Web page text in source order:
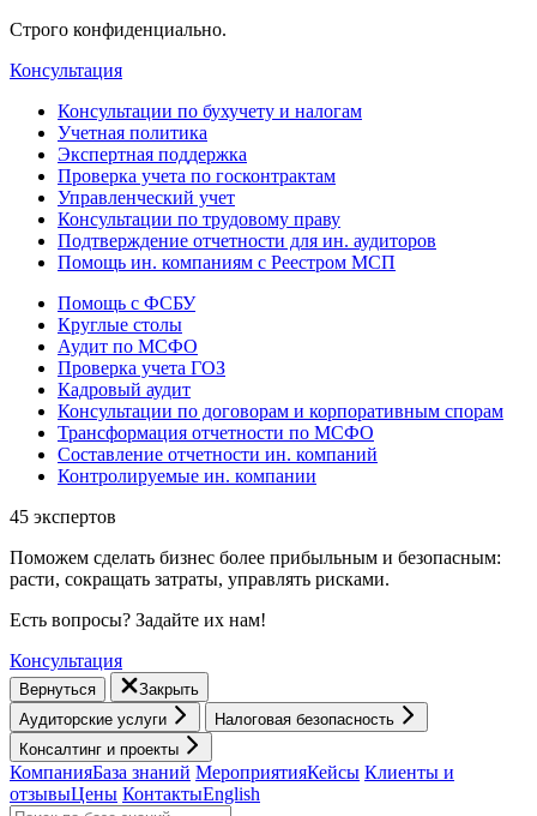
Строго конфиденциально.
Консультация
Консультации по бухучету и налогам
Учетная политика
Экспертная поддержка
Проверка учета по госконтрактам
Управленческий учет
Консультации по трудовому праву
Подтверждение отчетности для ин. аудиторов
Помощь ин. компаниям с Реестром МСП
Помощь с ФСБУ
Круглые столы
Аудит по МСФО
Проверка учета ГОЗ
Кадровый аудит
Консультации по договорам и корпоративным спорам
Трансформация отчетности по МСФО
Составление отчетности ин. компаний
Контролируемые ин. компании
45 экспертов
Поможем сделать бизнес более прибыльным и безопасным:
расти, cокращать затраты, управлять рисками.
Есть вопросы? Задайте их нам!
Консультация
Вернуться
Закрыть
Аудиторские услуги
Налоговая безопасность
Консалтинг и проекты
КомпанияБаза знаний МероприятияКейсы Клиенты и
отзывыЦены КонтактыEnglish